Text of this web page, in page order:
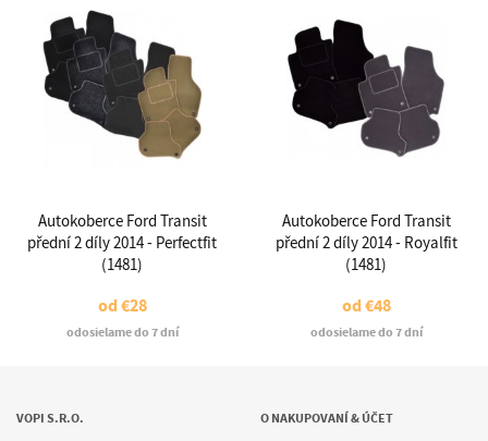
Autokoberce Ford Transit
přední 2 díly 2014 - Perfectfit
(1481)
od€28
odosielame do 7 dní
Autokoberce Ford Transit
přední 2 díly 2014 - Royalfit
(1481)
od€48
odosielame do 7 dní
VOPI S.R.O.
O NAKUPOVANÍ & ÚČET